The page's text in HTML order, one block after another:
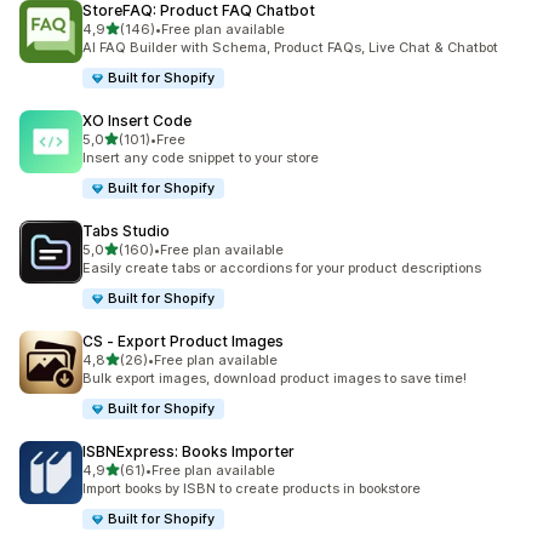
StoreFAQ: Product FAQ Chatbot
4,9/ 5 tähteä
(146)
146 arvostelua yhteensä
•Free plan available
AI FAQ Builder with Schema, Product FAQs, Live Chat & Chatbot
Built for Shopify
XO Insert Code
5,0/ 5 tähteä
(101)
101 arvostelua yhteensä
•Free
Insert any code snippet to your store
Built for Shopify
Tabs Studio
5,0/ 5 tähteä
(160)
160 arvostelua yhteensä
•Free plan available
Easily create tabs or accordions for your product descriptions
Built for Shopify
CS ‑ Export Product Images
4,8/ 5 tähteä
(26)
26 arvostelua yhteensä
•Free plan available
Bulk export images, download product images to save time!
Built for Shopify
ISBNExpress: Books Importer
4,9/ 5 tähteä
(61)
61 arvostelua yhteensä
•Free plan available
Import books by ISBN to create products in bookstore
Built for Shopify